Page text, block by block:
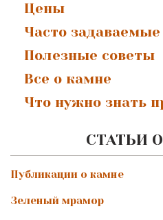
Цены
Часто
Полезные советы
Все о камне
Что нужно знать
СТАТЬИ
Публикации о камне
Зеленый мрамор